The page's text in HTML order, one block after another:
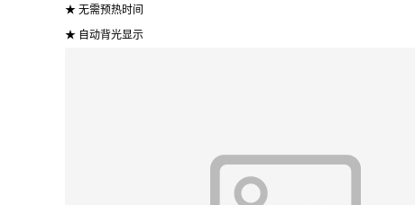
★ 无需预热时间
★ 自动背光显示